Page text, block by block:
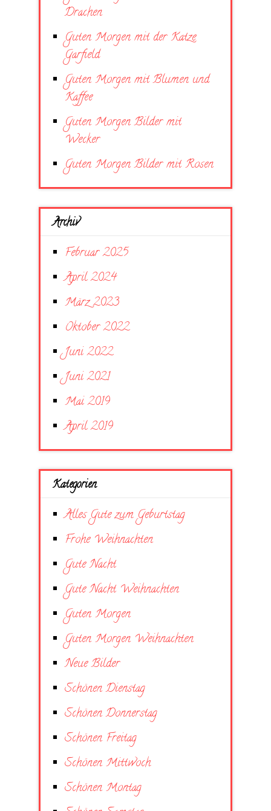
Drachen
Guten Morgen mit der Katze
Garfield
Guten Morgen mit Blumen und
Kaffee
Guten Morgen Bilder mit
Wecker
Guten Morgen Bilder mit Rosen
Archiv
Februar 2025
April 2024
März 2023
Oktober 2022
Juni 2022
Juni 2021
Mai 2019
April 2019
Kategorien
Alles Gute zum Geburtstag
Frohe Weihnachten
Gute Nacht
Gute Nacht Weihnachten
Guten Morgen
Guten Morgen Weihnachten
Neue Bilder
Schönen Dienstag
Schönen Donnerstag
Schönen Freitag
Schönen Mittwoch
Schönen Montag